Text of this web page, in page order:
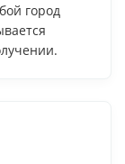
город